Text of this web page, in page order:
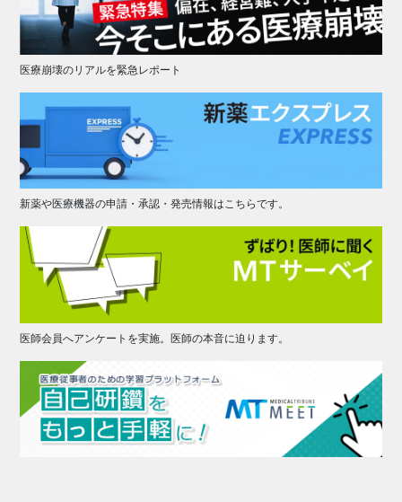
医療崩壊のリアルを緊急レポート
新薬や医療機器の申請・承認・発売情報はこちらです。
医師会員へアンケートを実施。医師の本音に迫ります。